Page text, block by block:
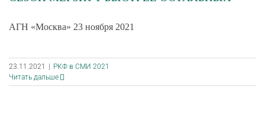
АГН «Москва» 23 ноября 2021
23.11.2021
РКФ в СМИ 2021
Читать дальше